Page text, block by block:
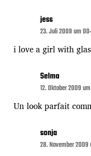
jess
23. Juli 2009 um
i love a girl with
Selma
12. Oktober 2009 um
Un look parfait
sonja
28. November 2009